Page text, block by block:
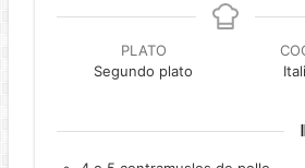
PLATO
Segundo plato